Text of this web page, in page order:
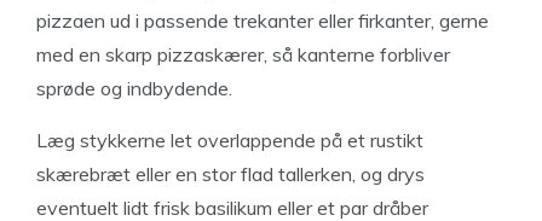
pizzaen ud i passende trekanter eller firkanter, gerne
med en skarp pizzaskærer, så kanterne forbliver
sprøde og indbydende.
Læg stykkerne let overlappende på et rustikt
skærebræt eller en stor flad tallerken, og drys
eventuelt lidt frisk basilikum eller et par dråber